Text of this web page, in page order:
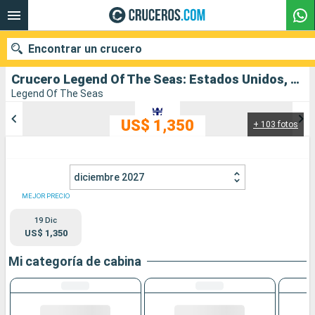
Crucero Legend Of The Seas: Estados Unidos, Bahamas salida desde Fort Lauderdale
Legend Of The Seas
+ 103 fotos
US$ 1,350
diciembre 2027
MEJOR PRECIO
19 Dic
US$ 1,350
Mi categoría de cabina
Encontrar un crucero
Puertos Compañías